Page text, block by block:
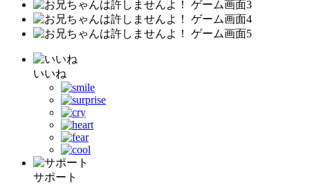
いいね
サポート